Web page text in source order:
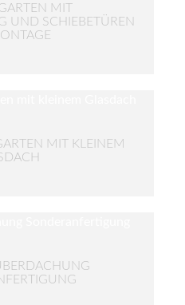
MIT
UND SCHIEBETÜREN
MIT KLEINEM